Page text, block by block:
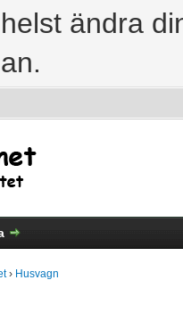
ändra
› Husvagn